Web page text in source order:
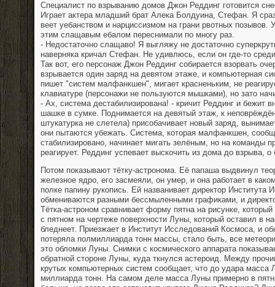
Специалист по взрыванию домов Джон Реддинг готовится
Играет актера младший брат Алека Болдуина, Стефан. Я
веет уебанством и нарциссизмом на грани рвотных позывов.
этим слащавым ебалом переснимали по многу раз.
- Недостаточно слащаво! Я выгляжу не достаточно
наверняка кричал Стефан. Не удивлюсь, если он где-то
Так вот, его персонаж Джон Реддинг собирается взорвать
взрывается один заряд на девятом этаже, и компьютерная
пишет "систем малфанкшен", мигает красненьким, не
клавиатуре (персонажи не пользуются мышками), но зато
- Ах, система дестабилизирована! - кричит Реддинг и бежит
шашке в сумке. Поднимается на девятый этаж, к
штукатурка не слетела) присобачивает новый заряд,
они пытаются убежать. Система, которая малфанкшен,
стабилизировано, начинает мигать зелёным, но на команды
реагирует. Реддинг успевает выскочить из дома до взрыва, о
Потом показывают тётку-астронома. Её папаша выдвинул
железное ядро, его засмеяли, он умер, и она работает в
полке папину рукопись. Ей названивает директор Института
обмениваются разными бессмыленными графиками, и
Тётка-астроном сравнивает форму пятна на рисунке,
с пятном на чертеже поверхности Луны, который оставил в
бледнеет. Приезжает в Институт Исследований Космоса, и
потеряла полмиллиарда тонн массы, стало быть, все
это обломки Луны. Снимки с космического аппарата
обратной стороне Луны, куда ткнулся астероид. Между
крутых компьютерных систем сообщает, что до удара масса
миллиарда тонн. На самом деле масса Луны примерно в